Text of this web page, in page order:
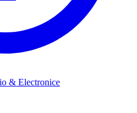
& Electronice